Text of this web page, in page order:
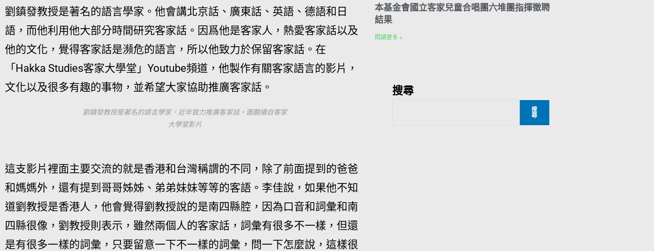
劉鎮發教授是著名的語言學家。他會講北京話、廣東話、英語、德語和日
語，而他利用他大部分時間研究客家話。因爲他是客家人，熱愛客家話以及
他的文化，覺得客家話是瀕危的語言，所以他致力於保留客家話。在
「Hakka Studies客家大學堂」Youtube頻道，他製作有關客家語言的影片，
文化以及很多有趣的事物，並希望大家協助推廣客家話。
劉鎮發教授是著名的語言學家，近年致力推廣客家話。圖翻攝自客家
大學堂影片
這支影片裡面主要交流的就是香港和台灣稱謂的不同，除了前面提到的爸爸
和媽媽外，還有提到哥哥姊姊、弟弟妹妹等等的客語。李佳說，如果他不知
道劉教授是香港人，他會覺得劉教授說的是南四縣腔，因為口音和詞彙和南
四縣很像，劉教授則表示，雖然兩個人的客家話，詞彙有很多不一樣，但還
是有很多一樣的詞彙，只要留意一下不一樣的詞彙，問一下怎麼說，這樣很
本基金會國立客家兒童合唱團六堆團指揮徵聘
結果
閱讀更多 »
搜尋
搜
尋